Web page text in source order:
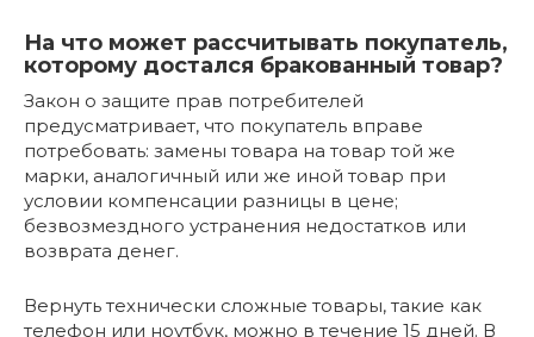
На что может рассчитывать покупатель,
которому достался бракованный товар?
Закон о защите прав потребителей
предусматривает, что покупатель вправе
потребовать: замены товара на товар той же
марки, аналогичный или же иной товар при
условии компенсации разницы в цене;
безвозмездного устранения недостатков или
возврата денег.
Вернуть технически сложные товары, такие как
телефон или ноутбук, можно в течение 15 дней. В